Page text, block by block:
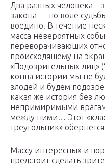
Два разных человека –
закона — по воле
воедино. В течение
масса невероятных
переворачивающих
происходящему на
«Подозрительных лиц»
конца истории мы не
злодей и будем
какая же история без
непримиримыми
между ними… Этот
треугольник»
Массу интересных и
предстоит сделать